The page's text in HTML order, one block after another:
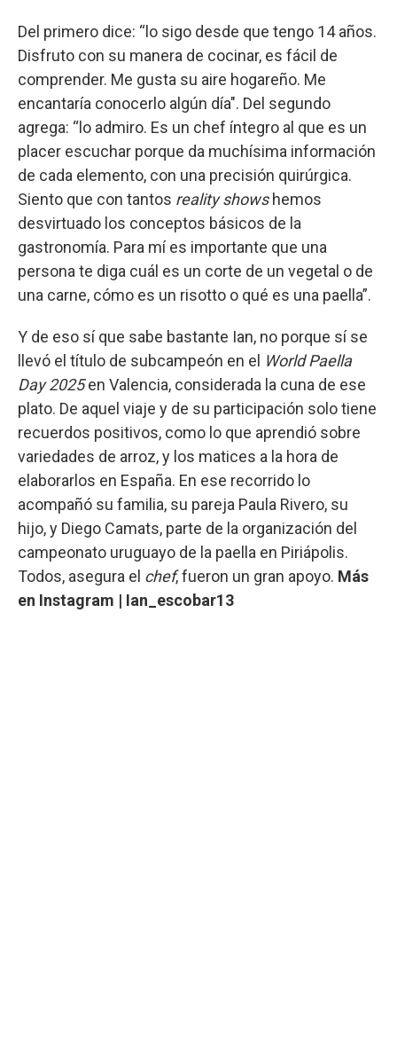
Del primero dice: “lo sigo desde que tengo 14 años.
Disfruto con su manera de cocinar, es fácil de
comprender. Me gusta su aire hogareño. Me
encantaría conocerlo algún día". Del segundo
agrega: “lo admiro. Es un chef íntegro al que es un
placer escuchar porque da muchísima información
de cada elemento, con una precisión quirúrgica.
Siento que con tantos reality showshemos
desvirtuado los conceptos básicos de la
gastronomía. Para mí es importante que una
persona te diga cuál es un corte de un vegetal o de
una carne, cómo es un risotto o qué es una paella”.
Y de eso sí que sabe bastante Ian, no porque sí se
llevó el título de subcampeón en el World Paella
Day 2025en Valencia, considerada la cuna de ese
plato. De aquel viaje y de su participación solo tiene
recuerdos positivos, como lo que aprendió sobre
variedades de arroz, y los matices a la hora de
elaborarlos en España. En ese recorrido lo
acompañó su familia, su pareja Paula Rivero, su
hijo, y Diego Camats, parte de la organización del
campeonato uruguayo de la paella en Piriápolis.
Todos, asegura el chef, fueron un gran apoyo. Más
en Instagram | Ian_escobar13